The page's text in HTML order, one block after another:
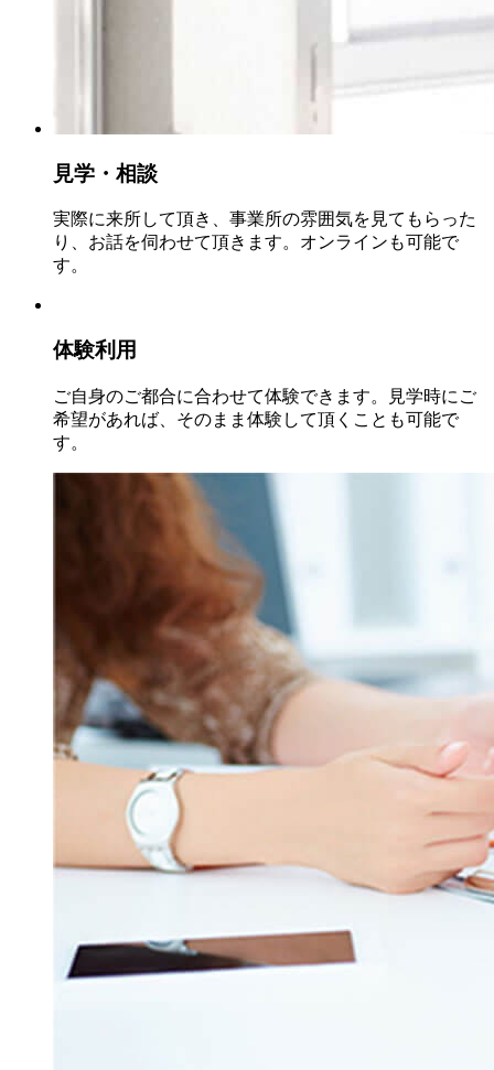
見学・相談
実際に来所して頂き、事業所の雰囲気を見てもらった
り、お話を伺わせて頂きます。オンラインも可能で
す。
体験利用
ご自身のご都合に合わせて体験できます。見学時にご
希望があれば、そのまま体験して頂くことも可能で
す。